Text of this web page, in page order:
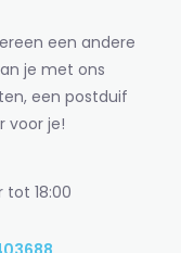
een andere
je met ons
een postduif
voor je!
18:00